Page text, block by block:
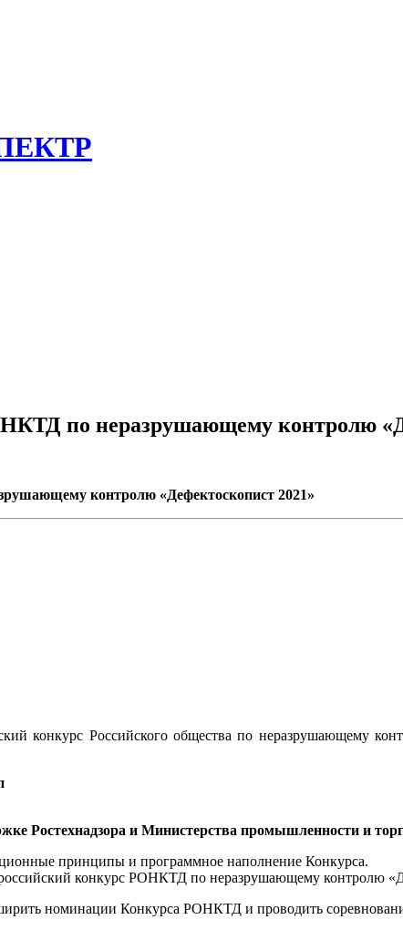
по неразрушающему контролю
контролю «Дефектоскопист 2021»
конкурс Российского общества по неразрушающему
Ростехнадзора и Министерства промышленности и
принципы и программное наполнение Конкурса.
конкурс РОНКТД по неразрушающему контролю
номинации Конкурса РОНКТД и проводить